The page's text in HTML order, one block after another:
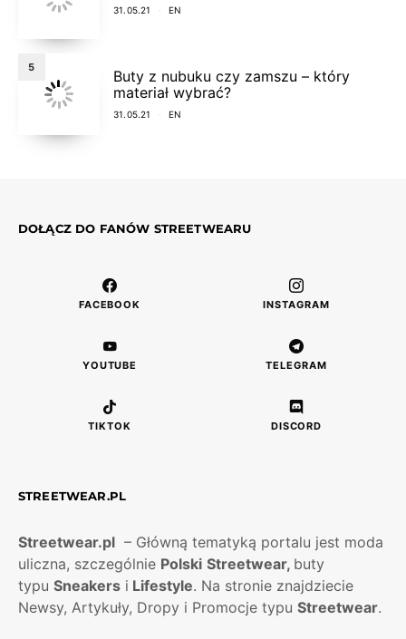
31.05.21 EN
5
Buty z nubuku czy zamszu – który
materiał wybrać?
31.05.21 EN
DOŁĄCZ DO FANÓW STREETWEARU
FACEBOOK INSTAGRAM
YOUTUBE TELEGRAM
TIKTOK DISCORD
STREETWEAR.PL
Streetwear.pl – Główną tematyką portalu jest moda
uliczna, szczególnie Polski Streetwear, buty
typu Sneakers i Lifestyle. Na stronie znajdziecie
Newsy, Artykuły, Dropy i Promocje typu Streetwear.